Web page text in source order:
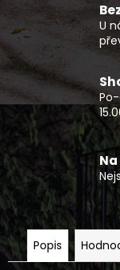
U
Popis
m
e
ELEKTRICKÝ
MOTOCYKL
79BIKE
FALCON
PRO
114
990
Kč